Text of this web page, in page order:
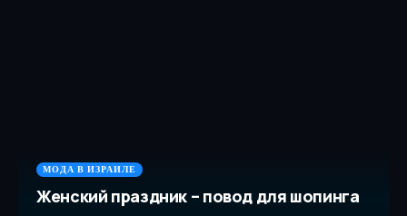
МОДА В ИЗРАИЛЕ
Женский праздник – повод для шопинга